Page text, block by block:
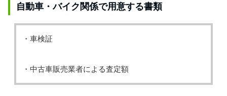
自動車・バイク関係で用意する書類
・車検証
・中古車販売業者による査定額